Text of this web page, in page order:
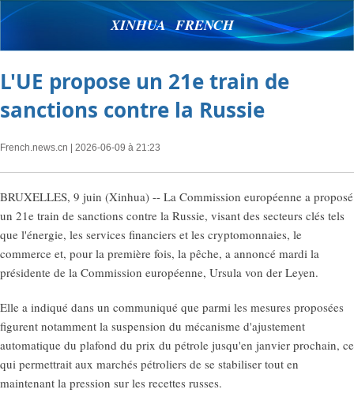
XINHUA FRENCH
L'UE propose un 21e train de
sanctions contre la Russie
French.news.cn | 2026-06-09 à 21:23
BRUXELLES, 9 juin (Xinhua) -- La Commission européenne a proposé
un 21e train de sanctions contre la Russie, visant des secteurs clés tels
que l'énergie, les services financiers et les cryptomonnaies, le
commerce et, pour la première fois, la pêche, a annoncé mardi la
présidente de la Commission européenne, Ursula von der Leyen.
Elle a indiqué dans un communiqué que parmi les mesures proposées
figurent notamment la suspension du mécanisme d'ajustement
automatique du plafond du prix du pétrole jusqu'en janvier prochain, ce
qui permettrait aux marchés pétroliers de se stabiliser tout en
maintenant la pression sur les recettes russes.